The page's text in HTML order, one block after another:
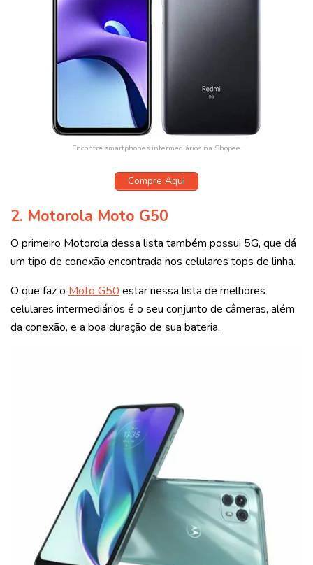
Encontre smartphones intermediários na Shopee.
Compre Aqui
2. Motorola Moto G50
O primeiro Motorola dessa lista também possui 5G, que dá
um tipo de conexão encontrada nos celulares tops de linha.
O que faz o Moto G50 estar nessa lista de melhores
celulares intermediários é o seu conjunto de câmeras, além
da conexão, e a boa duração de sua bateria.